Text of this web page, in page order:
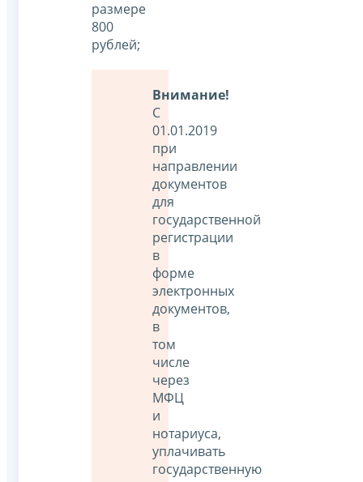
размере
800
рублей;
Внимание!
С
01.01.2019
при
направлении
документов
для
государственной
регистрации
в
форме
электронных
документов,
в
том
числе
через
МФЦ
и
нотариуса,
уплачивать
государственную